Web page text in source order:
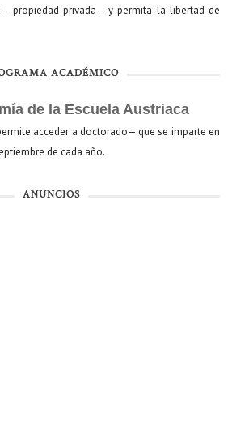
—propiedad privada— y permita la libertad de
ACADÉMICO
de la Escuela Austriaca
acceder a doctorado— que se imparte en
de cada año.
ANUNCIOS